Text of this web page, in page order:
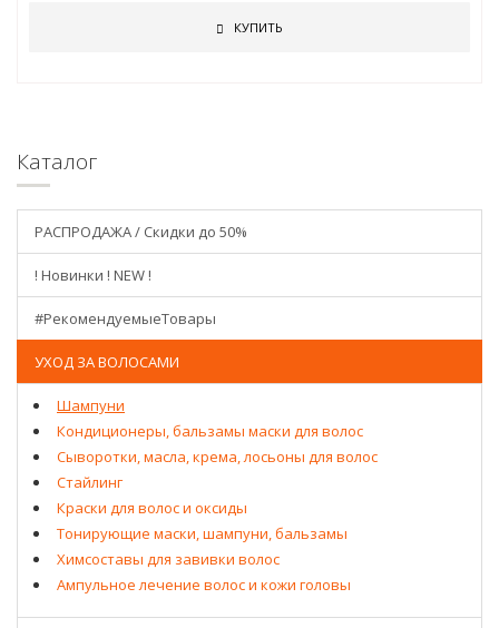
КУПИТЬ
Каталог
РАСПРОДАЖА / Скидки до 50%
! Новинки ! NEW !
#РекомендуемыеТовары
УХОД ЗА ВОЛОСАМИ
Шампуни
Кондиционеры, бальзамы маски для волос
Сыворотки, масла, крема, лосьоны для волос
Стайлинг
Краски для волос и оксиды
Тонирующие маски, шампуни, бальзамы
Химсоставы для завивки волос
Ампульное лечение волос и кожи головы